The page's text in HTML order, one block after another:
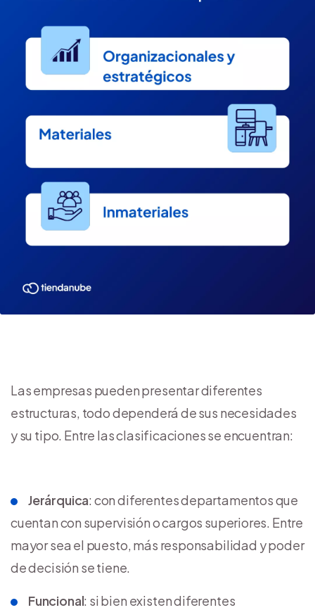
Las empresas pueden presentar diferentes
estructuras, todo dependerá de sus necesidades
y su tipo. Entre las clasificaciones se encuentran:
Jerárquica: con diferentes departamentos que
cuentan con supervisión o cargos superiores. Entre
mayor sea el puesto, más responsabilidad y poder
de decisión se tiene.
Funcional: si bien existen diferentes